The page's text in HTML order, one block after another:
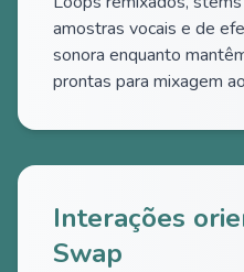
amostras vocais e de
sonora enquanto
prontas para mixagem
Interações
Swap